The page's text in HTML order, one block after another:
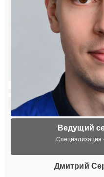
Ведущий
Специализация
Дмитрий